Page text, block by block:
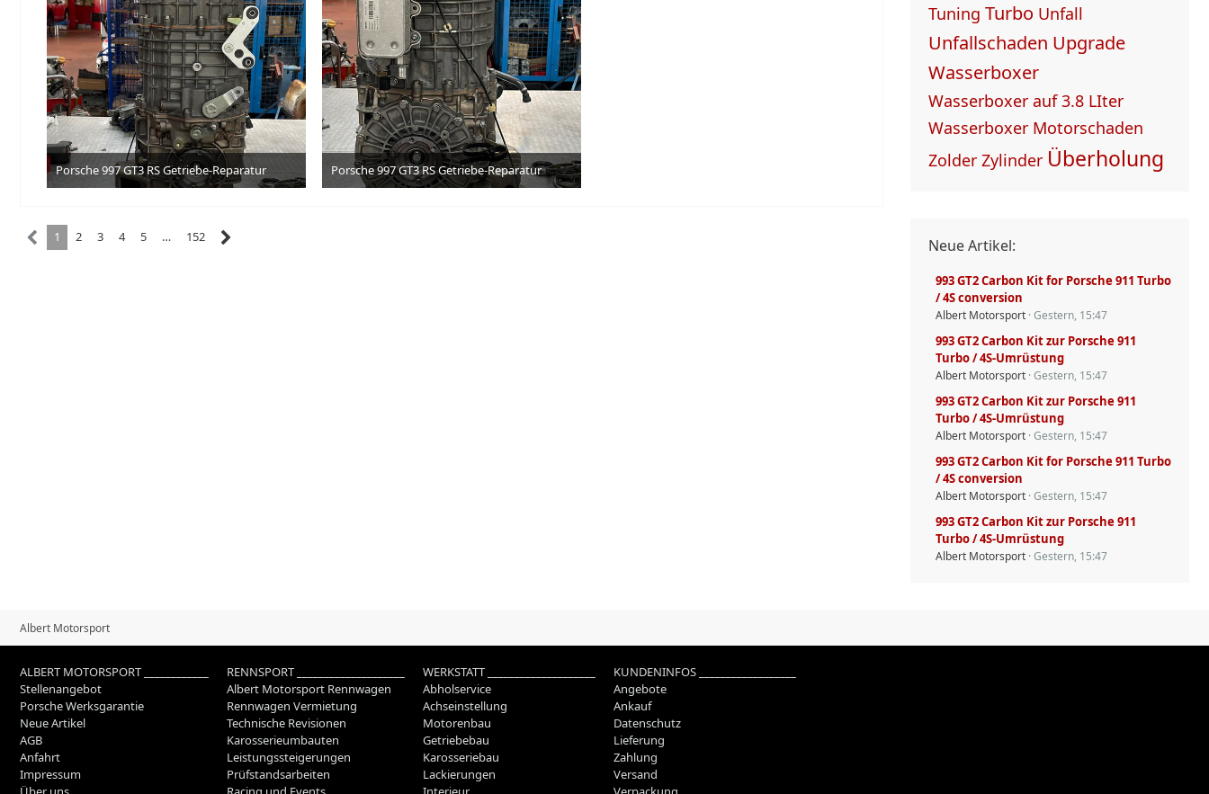
Albert Motorsport
Porsche 997 GT3 RS Getriebe-Reparatur
3. Juli 2026
Porsche 997 GT3 RS Getriebe-Reparatur
3. Juli 2026
1 2 3 4 5 … 152
Tuning Turbo Unfall
Unfallschaden Upgrade
Wasserboxer
Wasserboxer auf 3.8 LIter
Wasserboxer Motorschaden
Zolder Zylinder Überholung
Neue Artikel:
993 GT2 Carbon Kit for Porsche 911 Turbo
/ 4S conversion
Albert Motorsport Gestern, 15:47
993 GT2 Carbon Kit zur Porsche 911
Turbo / 4S-Umrüstung
Albert Motorsport Gestern, 15:47
993 GT2 Carbon Kit zur Porsche 911
Turbo / 4S-Umrüstung
Albert Motorsport Gestern, 15:47
993 GT2 Carbon Kit for Porsche 911 Turbo
/ 4S conversion
Albert Motorsport Gestern, 15:47
993 GT2 Carbon Kit zur Porsche 911
Turbo / 4S-Umrüstung
Albert Motorsport Gestern, 15:47
ALBERT MOTORSPORT ____________
Stellenangebot
Porsche Werksgarantie
Neue Artikel
AGB
Anfahrt
Impressum
RENNSPORT ____________________
Albert Motorsport Rennwagen
Rennwagen Vermietung
Technische Revisionen
Karosserieumbauten
Leistungssteigerungen
Prüfstandsarbeiten
WERKSTATT ____________________
Abholservice
Achseinstellung
Motorenbau
Getriebebau
Karosseriebau
Lackierungen
KUNDENINFOS __________________
Angebote
Ankauf
Datenschutz
Lieferung
Zahlung
Versand